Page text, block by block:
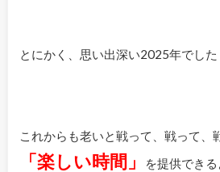
とにかく、思い出深い2025年でした
これからも老いと戦って、戦って、
「楽しい時間」 を提供でき